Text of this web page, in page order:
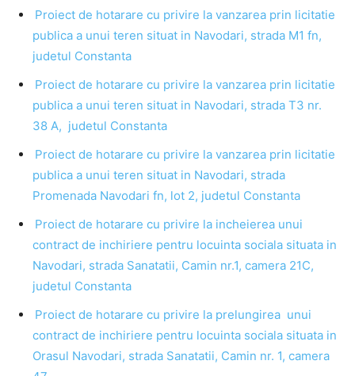
Proiect de hotarare cu privire la vanzarea prin licitatie
publica a unui teren situat in Navodari, strada M1 fn,
judetul Constanta
Proiect de hotarare cu privire la vanzarea prin licitatie
publica a unui teren situat in Navodari, strada T3 nr.
38 A, judetul Constanta
Proiect de hotarare cu privire la vanzarea prin licitatie
publica a unui teren situat in Navodari, strada
Promenada Navodari fn, lot 2, judetul Constanta
Proiect de hotarare cu privire la incheierea unui
contract de inchiriere pentru locuinta sociala situata in
Navodari, strada Sanatatii, Camin nr.1, camera 21C,
judetul Constanta
Proiect de hotarare cu privire la prelungirea unui
contract de inchiriere pentru locuinta sociala situata in
Orasul Navodari, strada Sanatatii, Camin nr. 1, camera